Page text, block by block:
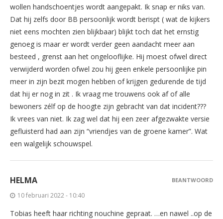
wollen handschoentjes wordt aangepakt. Ik snap er niks van.
Dat hij zelfs door BB persoonlijk wordt berispt ( wat de kijkers
niet eens mochten zien blijkbaar) blijkt toch dat het ernstig
genoeg is maar er wordt verder geen aandacht meer aan
besteed , grenst aan het ongelooflijke. Hij moest ofwel direct
verwijderd worden ofwel zou hij geen enkele persoonlijke pin
meer in zijn bezit mogen hebben of krijgen gedurende de tijd
dat hij er nog in zit . Ik vraag me trouwens ook af of alle
bewoners zélf op de hoogte zijn gebracht van dat incident???
Ik vrees van niet. Ik zag wel dat hij een zeer afgezwakte versie
gefluisterd had aan zijn “vriendjes van de groene kamer”. Wat
een walgelijk schouwspel.
HELMA
10 februari 2022 - 10:40
Tobias heeft haar richting nouchine gepraat. …en nawel ..op de
BEANTWOORD